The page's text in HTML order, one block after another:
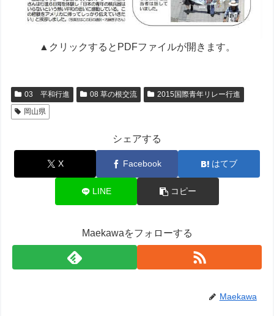
▲クリックするとPDFファイルが開きます。
03 平和行進 08 草の根交流
2015国際青年リレー行進
岡山県
シェアする
X Facebook はてブ
LINE コピー
Maekawaをフォローする
Maekawa